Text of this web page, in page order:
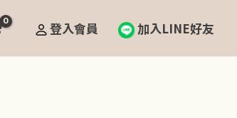
登入會員 加入LINE好友